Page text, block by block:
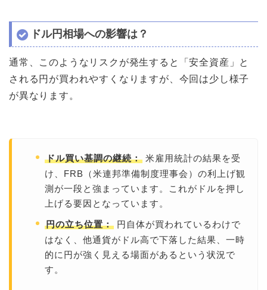
ドル円相場への影響は？
通常、このようなリスクが発生すると「安全資産」と
される円が買われやすくなりますが、今回は少し様子
が異なります。
ドル買い基調の継続： 米雇用統計の結果を受
け、FRB（米連邦準備制度理事会）の利上げ観
測が一段と強まっています。これがドルを押し
上げる要因となっています。
円の立ち位置： 円自体が買われているわけで
はなく、他通貨がドル高で下落した結果、一時
的に円が強く見える場面があるという状況で
す。